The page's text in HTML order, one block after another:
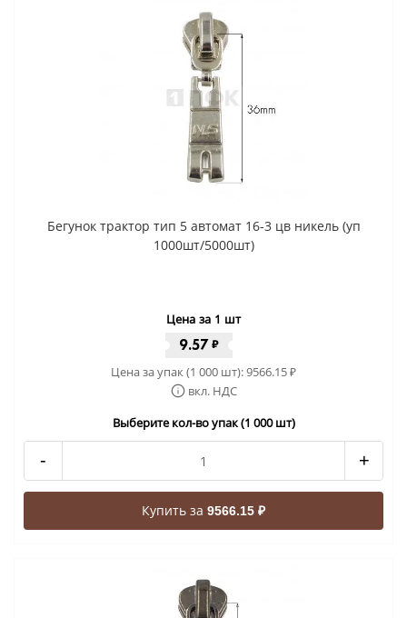
Бегунок трактор тип 5 автомат 16-3 цв никель (уп
1000шт/5000шт)
Цена за 1 шт
9.57₽
Цена за упак (1 000 шт):9566.15₽
вкл. НДС
Выберите кол-во упак (1 000 шт)
- +
Купить за 9566.15 ₽